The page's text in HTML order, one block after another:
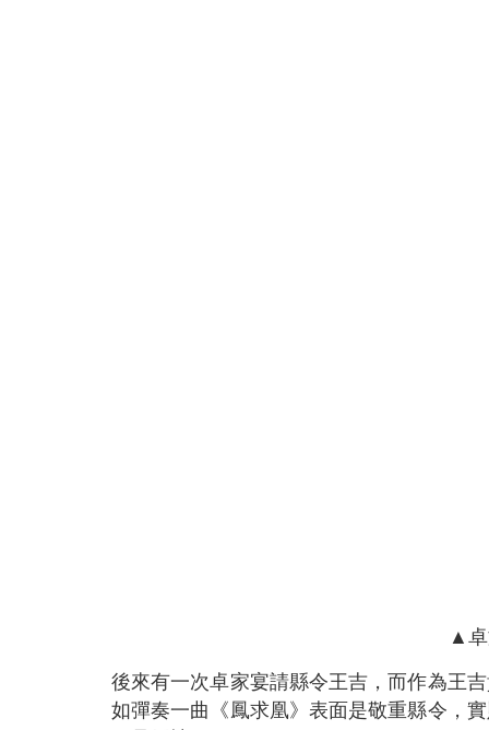
▲卓
後來有一次卓家宴請縣令王吉，而作為王
如彈奏一曲《鳳求凰》表面是敬重縣令，